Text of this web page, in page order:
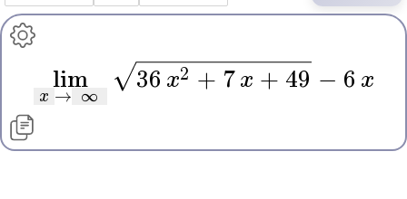
x → ∞
lim 36 x2 + 7 x + 49 − 6 x